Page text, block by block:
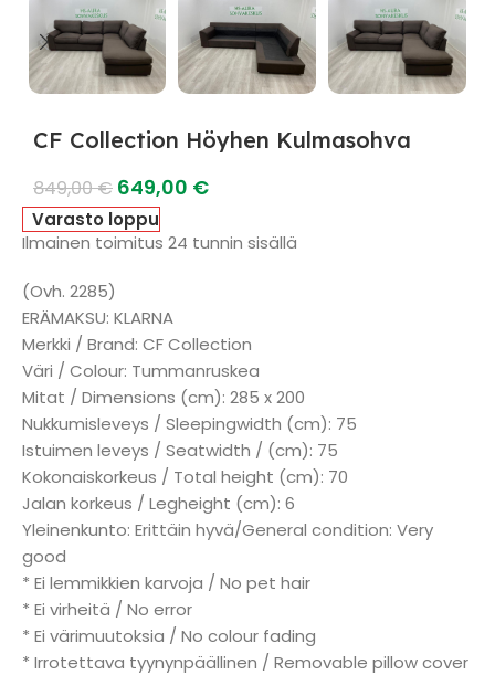
CF Collection Höyhen Kulmasohva
849,00€ 649,00 €
Varasto loppu
Ilmainen toimitus 24 tunnin sisällä
(Ovh. 2285)
ERÄMAKSU: KLARNA
Merkki / Brand: CF Collection
Väri / Colour: Tummanruskea
Mitat / Dimensions (cm): 285 x 200
Nukkumisleveys / Sleepingwidth (cm): 75
Istuimen leveys / Seatwidth / (cm): 75
Kokonaiskorkeus / Total height (cm): 70
Jalan korkeus / Legheight (cm): 6
Yleinenkunto: Erittäin hyvä/General condition: Very
good
* Ei lemmikkien karvoja / No pet hair
* Ei virheitä / No error
* Ei värimuutoksia / No colour fading
* Irrotettava tyynynpäällinen / Removable pillow cover